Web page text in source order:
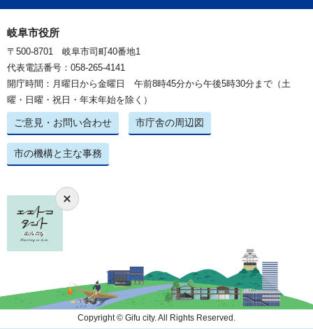
岐阜市役所
〒500-8701 岐阜市司町40番地1
代表電話番号：058-265-4141
開庁時間：月曜日から金曜日 午前8時45分から午後5時30分まで（土
曜・日曜・祝日・年末年始を除く）
ご意見・お問い合わせ 市庁舎の周辺図
市の機構と主な事務
Copyright © Gifu city. All Rights Reserved.